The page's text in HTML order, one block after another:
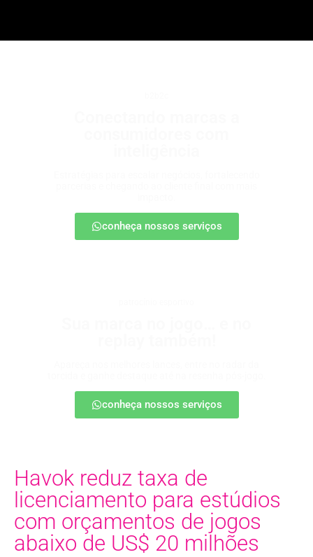
conheça nossos serviços
conheça nossos serviços
Havok reduz taxa de
licenciamento para estúdios
com orçamentos de jogos
abaixo de US$ 20 milhões